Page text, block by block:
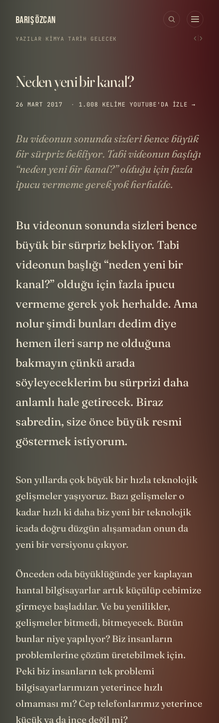
BARIŞ ÖZCAN
YAZILAR KIMYA ·TARIH GELECEK ‹ ›
Neden yeni bir kanal?
26 MART 2017 · 1.008 KELIME YOUTUBE'DA IZLE →
Bu videonun sonunda sizleri bence büyük
bir sürpriz bekliyor. Tabi videonun başlığı
“neden yeni bir kanal?” olduğu için fazla
ipucu vermeme gerek yok herhalde.
Bu videonun sonunda sizleri bence
büyük bir sürpriz bekliyor. Tabi
videonun başlığı “neden yeni bir
kanal?” olduğu için fazla ipucu
vermeme gerek yok herhalde. Ama
nolur şimdi bunları dedim diye
hemen ileri sarıp ne olduğuna
bakmayın çünkü arada
söyleyeceklerim bu sürprizi daha
anlamlı hale getirecek. Biraz
sabredin, size önce büyük resmi
göstermek istiyorum.
Son yıllarda çok büyük bir hızla teknolojik
gelişmeler yaşıyoruz. Bazı gelişmeler o
kadar hızlı ki daha biz yeni bir teknolojik
icada doğru düzgün alışamadan onun da
yeni bir versiyonu çıkıyor.
Önceden oda büyüklüğünde yer kaplayan
hantal bilgisayarlar artık küçülüp cebimize
girmeye başladılar. Ve bu yenilikler,
gelişmeler bitmedi, bitmeyecek. Bütün
bunlar niye yapılıyor? Biz insanların
problemlerine çözüm üretebilmek için.
Peki biz insanların tek problemi
bilgisayarlarımızın yeterince hızlı
olmaması mı? Cep telefonlarımız yeterince
küçük ya da ince değil mi?